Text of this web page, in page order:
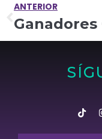
ANTERIOR